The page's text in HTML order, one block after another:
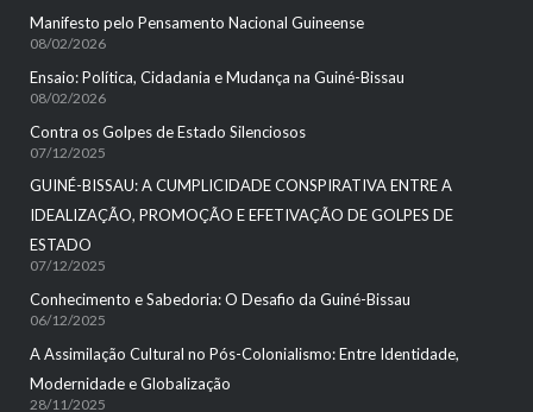
Manifesto pelo Pensamento Nacional Guineense
08/02/2026
Ensaio: Política, Cidadania e Mudança na Guiné-Bissau
08/02/2026
Contra os Golpes de Estado Silenciosos
07/12/2025
GUINÉ-BISSAU: A CUMPLICIDADE CONSPIRATIVA ENTRE A
IDEALIZAÇÃO, PROMOÇÃO E EFETIVAÇÃO DE GOLPES DE
ESTADO
07/12/2025
Conhecimento e Sabedoria: O Desafio da Guiné-Bissau
06/12/2025
A Assimilação Cultural no Pós-Colonialismo: Entre Identidade,
Modernidade e Globalização
28/11/2025